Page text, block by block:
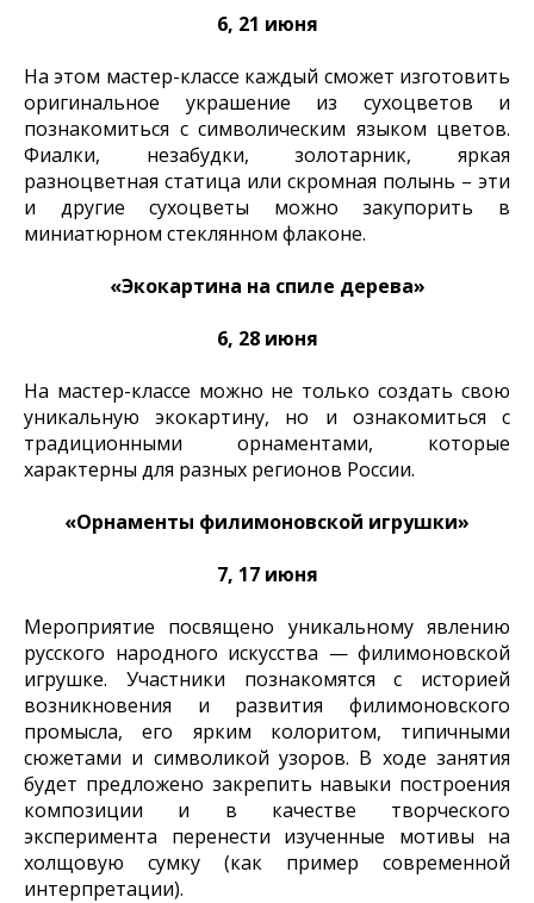
6, 21 июня
На этом мастер-классе каждый сможет изготовить
оригинальное украшение из сухоцветов и
познакомиться с символическим языком цветов.
Фиалки, незабудки, золотарник, яркая
разноцветная статица или скромная полынь – эти
и другие сухоцветы можно закупорить в
миниатюрном стеклянном флаконе.
«Экокартина на спиле дерева»
6, 28 июня
На мастер-классе можно не только создать свою
уникальную экокартину, но и ознакомиться с
традиционными орнаментами, которые
характерны для разных регионов России.
«Орнаменты филимоновской игрушки»
7, 17 июня
Мероприятие посвящено уникальному явлению
русского народного искусства — филимоновской
игрушке. Участники познакомятся с историей
возникновения и развития филимоновского
промысла, его ярким колоритом, типичными
сюжетами и символикой узоров. В ходе занятия
будет предложено закрепить навыки построения
композиции и в качестве творческого
эксперимента перенести изученные мотивы на
холщовую сумку (как пример современной
интерпретации).